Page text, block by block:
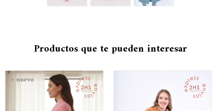
Productos que te pueden interesar